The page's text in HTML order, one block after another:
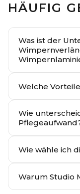
HÄUFIG
Was ist der
Welche
Wie
Wie wähle ich
Warum Studio